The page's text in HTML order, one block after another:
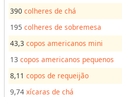
d
e
s
a
r
a
390 colheres de chá
195 colheres de sobremesa
43,3 copos americanos mini
13 copos americanos pequenos
8,11 copos de requeijão
9,74 xícaras de chá